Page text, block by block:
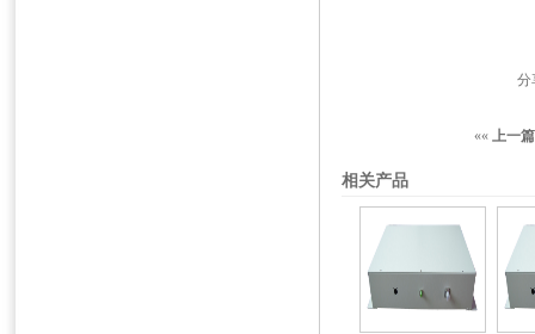
分
«« 上一
相关产品